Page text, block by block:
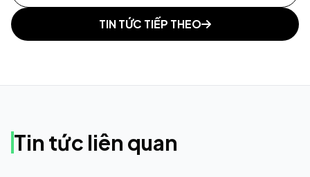
TIN TỨC TIẾP THEO
Tin tức liên quan